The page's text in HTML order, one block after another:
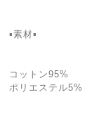
▪素材▪
コットン95%
ポリエステル5%